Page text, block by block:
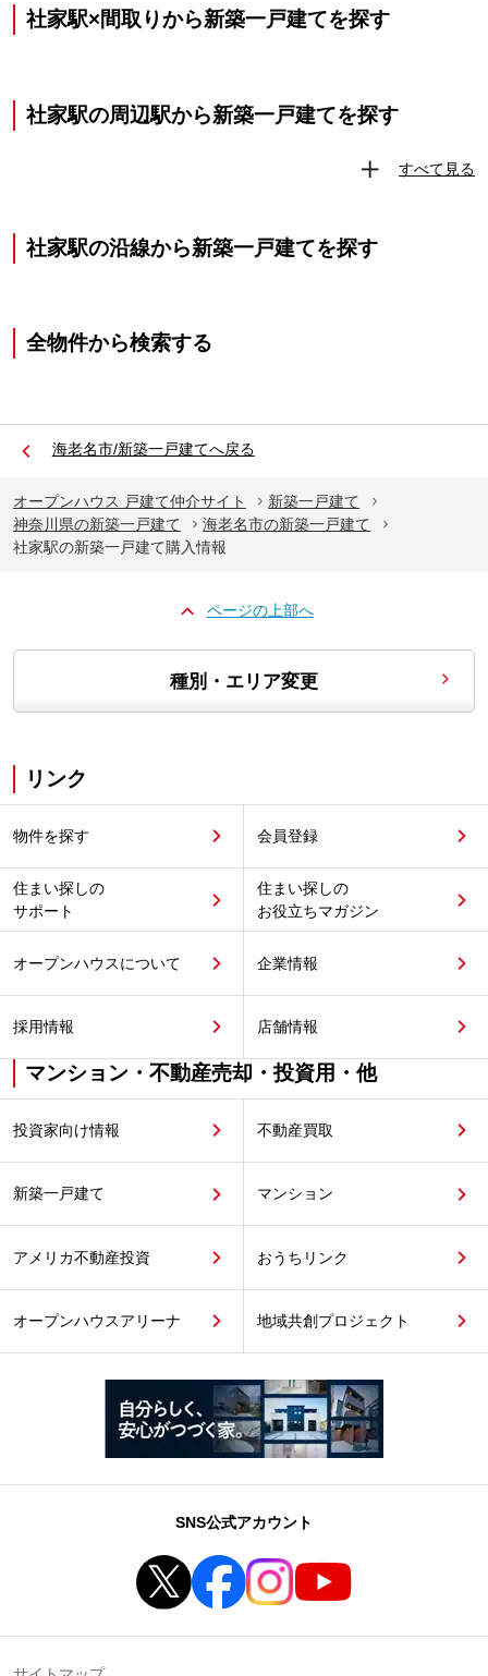
社家駅×間取りから新築一戸建てを探す
社家駅の周辺駅から新築一戸建てを探す
すべて見る
社家駅の沿線から新築一戸建てを探す
全物件から検索する
海老名市/新築一戸建てへ戻る
オープンハウス 戸建て仲介サイト
新築一戸建て
神奈川県の新築一戸建て
海老名市の新築一戸建て
社家駅の新築一戸建て購入情報
ページの上部へ
種別・エリア変更
リンク
物件を探す 会員登録
住まい探しの
サポート
住まい探しの
お役立ちマガジン
オープンハウスについて 企業情報
採用情報 店舗情報
マンション・不動産売却・投資用・他
投資家向け情報 不動産買取
新築一戸建て マンション
アメリカ不動産投資 おうちリンク
オープンハウスアリーナ 地域共創プロジェクト
SNS公式アカウント